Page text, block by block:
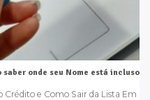
onde seu Nome está incluso
Crédito e Como Sair da Lista Em